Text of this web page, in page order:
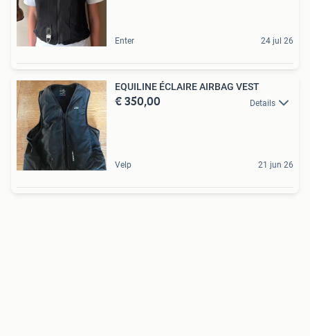
Enter 24 jul 26
EQUILINE ÉCLAIRE AIRBAG VEST
€ 350,00 Details
Velp 21 jun 26